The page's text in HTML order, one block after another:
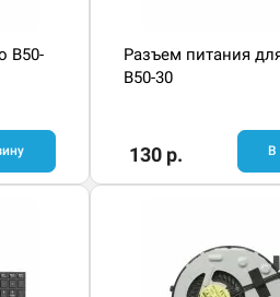
B50-
Разъем питания
B50-30
130 р. В